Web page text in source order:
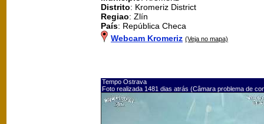
Distrito: Kromeriz District
Regiao: Zlín
País: República Checa
Webcam Kromeriz (Veja no mapa)
Tempo Ostrava
Foto realizada 1481 dias atrás (Câmara problema de